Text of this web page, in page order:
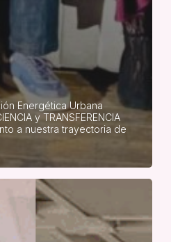
Energética Urbana
y TRANSFERENCIA
a nuestra trayectoria de